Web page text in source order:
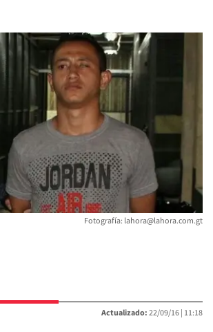
Fotografía: lahora@lahora.com.gt
Actualizado:22/09/16 | 11:18